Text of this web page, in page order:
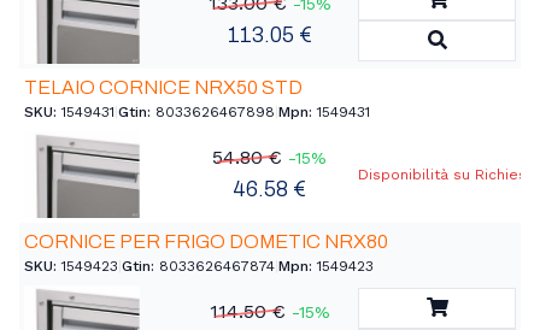
-15%
113.05 €
TELAIO CORNICE NRX50 STD
SKU: 1549431 Gtin: 8033626467898 Mpn: 1549431
54.80 € -15%
46.58 €
Disponibilità su
CORNICE PER FRIGO DOMETIC NRX80
SKU: 1549423 Gtin: 8033626467874 Mpn: 1549423
114.50 € -15%
Aggiungi